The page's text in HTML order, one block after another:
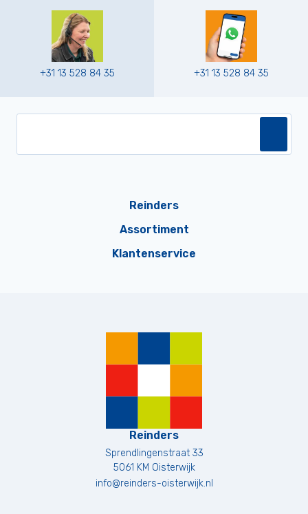
+31 13 528 84 35 +31 13 528 84 35
Reinders
Assortiment
Klantenservice
Reinders
Sprendlingenstraat 33
5061 KM Oisterwijk
info@reinders-oisterwijk.nl